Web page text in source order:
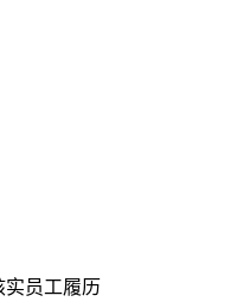
员工履历